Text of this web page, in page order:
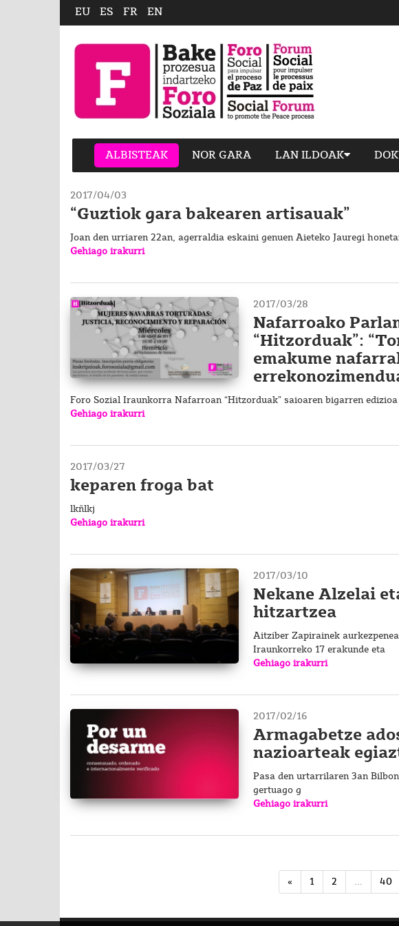
EU ES FR EN
ALBISTEAK NOR GARA LAN ILDOAK
2017/04/03
“Guztiok gara bakearen artisauak”
Joan den urriaren 22an, agerraldia eskaini genuen Aieteko Jauregi
Gehiago irakurri
2017/03/28
Nafarroako
“Hitzorduak”:
emakume
Foro Sozial Iraunkorra Nafarroan “Hitzorduak” saioaren bigarren
Gehiago irakurri
2017/03/27
keparen froga bat
lkñlkj
Gehiago irakurri
2017/03/10
Nekane Alzelai
hitzartzea
Aitziber Zapirainek
Iraunkorreko 17 erakunde eta
Gehiago irakurri
2017/02/16
Armagabetze
nazioarteak
Pasa den urtarrilaren 3an
gertuago g
Gehiago irakurri
« 1 2 ... 40